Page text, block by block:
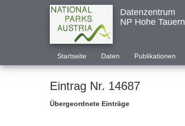
Datenzentrum
NP Hohe Tauern
Startseite Daten Publikationen
Eintrag Nr. 14687
Übergeordnete Einträge